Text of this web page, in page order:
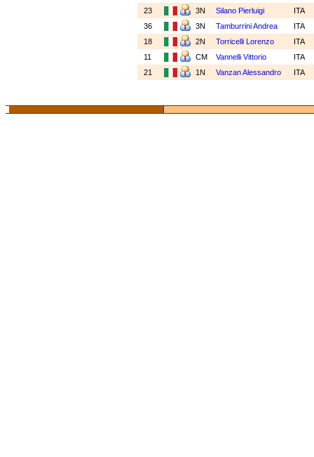
23
3N Silano Pierluigi
ITA
36
3N Tamburrini Andrea
ITA
18
2N Torricelli Lorenzo
ITA
11
CM Vannelli Vittorio
ITA
21
1N Vanzan Alessandro ITA